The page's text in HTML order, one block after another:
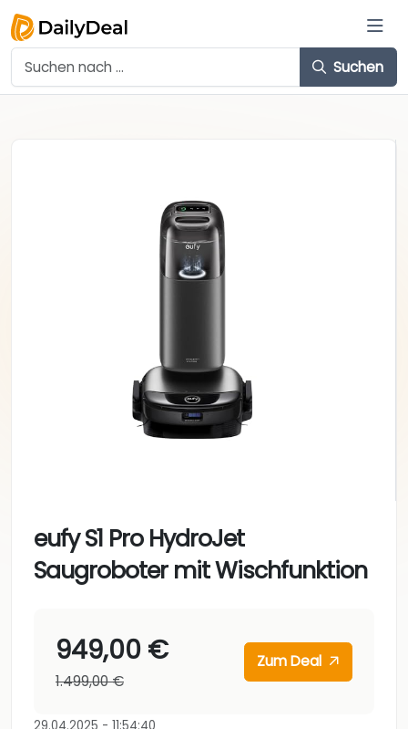
Suchen
eufy S1 Pro HydroJet
Saugroboter mit Wischfunktion
949,00 €
1.499,00 €
Zum Deal